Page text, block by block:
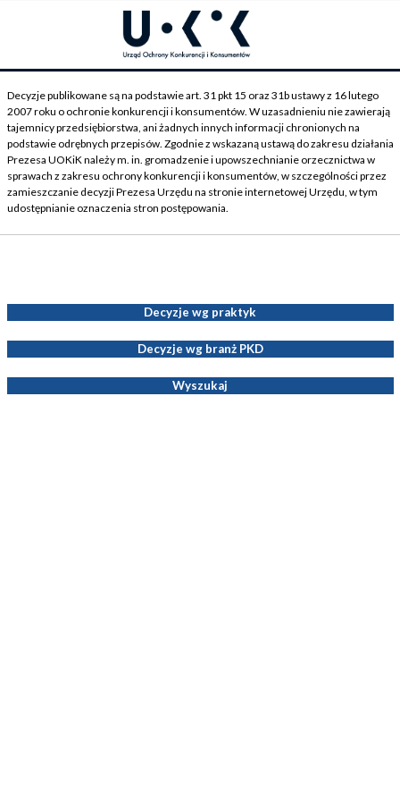
Decyzje publikowane są na podstawie art. 31 pkt 15 oraz 31b ustawy z 16 lutego
2007 roku o ochronie konkurencji i konsumentów. W uzasadnieniu nie zawierają
tajemnicy przedsiębiorstwa, ani żadnych innych informacji chronionych na
podstawie odrębnych przepisów. Zgodnie z wskazaną ustawą do zakresu działania
Prezesa UOKiK należy m. in. gromadzenie i upowszechnianie orzecznictwa w
sprawach z zakresu ochrony konkurencji i konsumentów, w szczególności przez
zamieszczanie decyzji Prezesa Urzędu na stronie internetowej Urzędu, w tym
udostępnianie oznaczenia stron postępowania.
Decyzje wg praktyk
Decyzje wg branż PKD
Wyszukaj